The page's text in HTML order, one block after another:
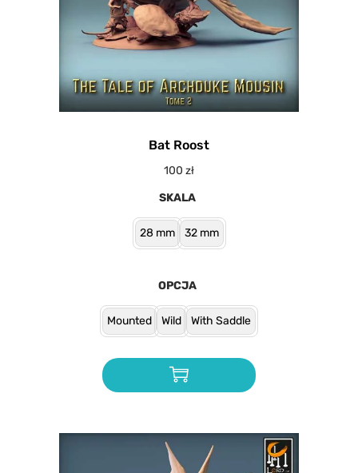
Bat Roost
100 zł
SKALA
28 mm 32 mm
OPCJA
Mounted Wild With Saddle